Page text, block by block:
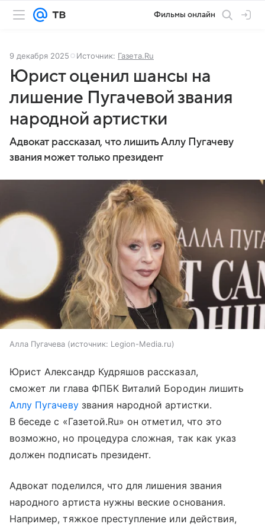
Фильмы онлайн
9 декабря 2025 Источник: Газета.Ru
Юрист оценил шансы на
лишение Пугачевой звания
народной артистки
Адвокат рассказал, что лишить Аллу Пугачеву
звания может только президент
Алла Пугачева источник: Legion-Media.ru
Юрист Александр Кудряшов рассказал,
сможет ли глава ФПБК Виталий Бородин лишить
Аллу Пугачевузвания народной артистки.
В беседе с «Газетой.Ru» он отметил, что это
возможно, но процедура сложная, так как указ
должен подписать президент.
Адвокат поделился, что для лишения звания
народного артиста нужны веские основания.
Например, тяжкое преступление или действия,